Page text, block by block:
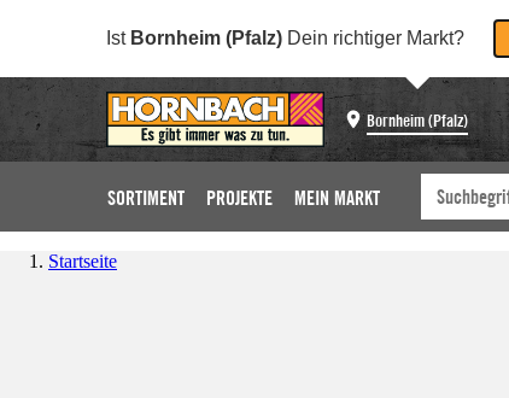
Ist Bornheim (Pfalz) Dein richtiger Markt?
Bornheim (Pfalz)
SORTIMENT PROJEKTE MEIN MARKT
Startseite